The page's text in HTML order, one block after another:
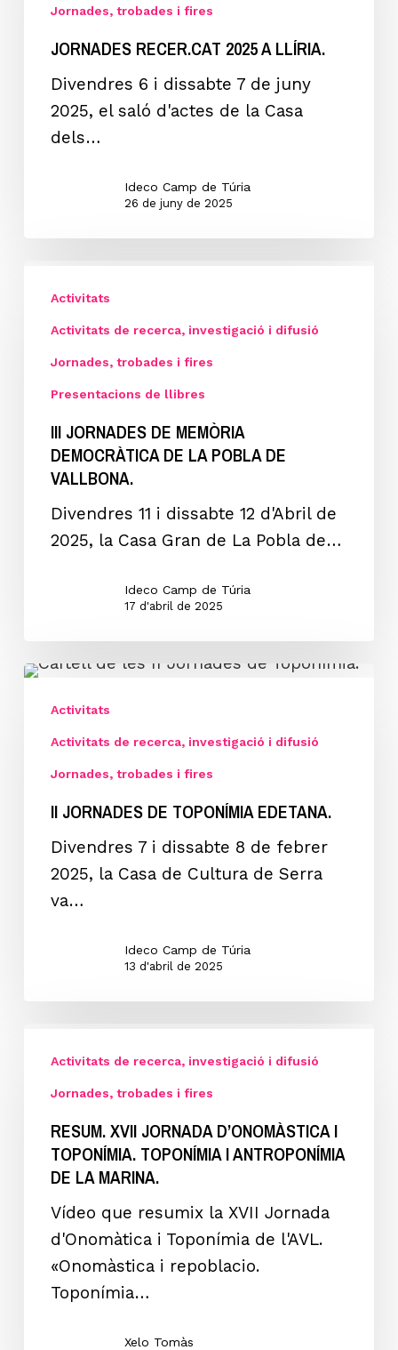
Llíria.Jornades, trobades i fires
JORNADES RECER.CAT 2025 A LLÍRIA.
Divendres 6 i dissabte 7 de juny
2025, el saló d'actes de la Casa
dels…
Ideco Camp de Túria
26 de juny de 2025
JORNADES
MEMÒRIA
POBLA
VALLBONA.
Activitats
Activitats de recerca, investigació i difusió
Jornades, trobades i fires
Presentacions de llibres
III JORNADES DE MEMÒRIA
DEMOCRÀTICA DE LA POBLA DE
VALLBONA.
Divendres 11 i dissabte 12 d'Abril de
2025, la Casa Gran de La Pobla de…
Ideco Camp de Túria
17 d'abril de 2025
II
JORNADES
EDETANA.
Activitats
Activitats de recerca, investigació i difusió
Jornades, trobades i fires
II JORNADES DE TOPONÍMIA EDETANA.
Divendres 7 i dissabte 8 de febrer
2025, la Casa de Cultura de Serra
va…
Ideco Camp de Túria
13 d'abril de 2025
XVII
Jornada
Toponímia.
antroponímia
Activitats de recerca, investigació i difusió
Jornades, trobades i fires
RESUM. XVII JORNADA D’ONOMÀSTICA I
TOPONÍMIA. TOPONÍMIA I ANTROPONÍMIA
DE LA MARINA.
Vídeo que resumix la XVII Jornada
d'Onomàtica i Toponímia de l'AVL.
«Onomàstica i repoblacio.
Toponímia…
Xelo Tomàs